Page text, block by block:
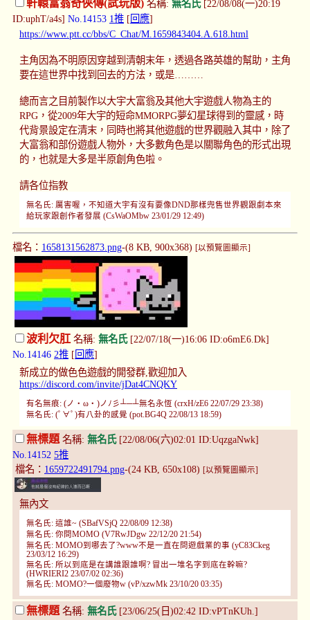
軒轅富翁奇俠傳(試玩版) 名稱: 無名氏[22/08/08(一)20:19
ID:uphT/a4s] No.14153 1推 [ 回應]
https://www.ptt.cc/bbs/C_Chat/M.1659843404.A.618.html
主角因為不明原因穿越到清朝末年，透過各路英雄的幫助，主角
要在這世界中找到回去的方法，或是………
總而言之目前製作以大宇大富翁及其他大宇遊戲人物為主的
RPG，從2009年大宇的短命MMORPG夢幻星球得到的靈感，時
代背景設定在清末，同時也將其他遊戲的世界觀融入其中，除了
大富翁和部份遊戲人物外，大多數角色是以關聯角色的形式出現
的，也就是大多是半原創角色啦。
請各位指教
無名氏: 厲害喔，不知道大宇有沒有要像DND那樣兜售世界觀跟劇本來
給玩家跟創作者發展 (CsWaOMbw 23/01/29 12:49)
檔名： 1658131562873.png-(8 KB, 900x368) [以預覽圖顯示]
波利欠肛 名稱: 無名氏[22/07/18(一)16:06 ID:o6mE6.Dk]
No.14146 2推 [ 回應]
新成立的做色色遊戲的開發群,歡迎加入
https://discord.com/invite/jDat4CNQKY
有名無痕: (ノ・ω・)ノﾉ彡┴─┴無名永恆 (crxH/zE6 22/07/29 23:38)
無名氏: (ﾟ∀ﾟ)有八卦的感覺 (pot.BG4Q 22/08/13 18:59)
無標題 名稱: 無名氏[22/08/06(六)02:01 ID:UqzgaNwk]
No.14152 5推
檔名： 1659722491794.png-(24 KB, 650x108) [以預覽圖顯示]
無內文
無名氏: 這誰~ (SBafVSjQ 22/08/09 12:38)
無名氏: 你問MOMO (V7RwJDgw 22/12/20 21:54)
無名氏: MOMO到哪去了?www不是一直在問遊戲業的事 (yC83Ckeg
23/03/12 16:29)
無名氏: 所以到底是在講誰跟誰啊? 冒出一堆名字到底在幹嘛?
(HWRIERI2 23/07/02 02:36)
無名氏: MOMO?一個廢物w (vP/xzwMk 23/10/20 03:35)
無標題 名稱: 無名氏[23/06/25(日)02:42 ID:vPTnKUh.]